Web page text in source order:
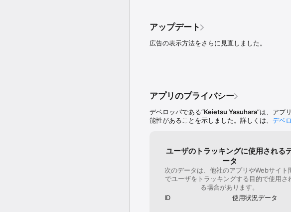
アップデート
広告の表示方法をさらに見直しました。
アプリのプライバシー
デベロッパである“Keietsu Yasuhara”は、アプ
能性があることを示しました。詳しくは、 デベ
ユーザのトラッキングに使用される
ータ
次のデータは、他社のアプリやWebサイト
でユーザをトラッキングする目的で使用さ
る場合があります。
ID
使用状況データ